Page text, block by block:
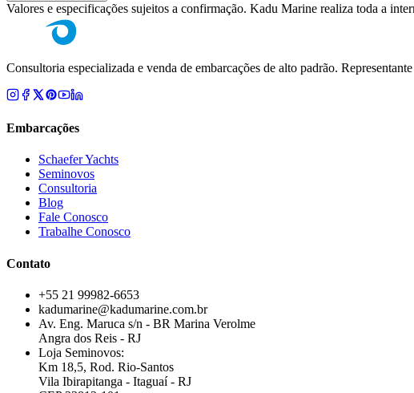
Valores e especificações sujeitos a confirmação. Kadu Marine realiza toda a
Consultoria especializada e venda de embarcações de alto padrão.
Embarcações
Schaefer Yachts
Seminovos
Consultoria
Blog
Fale Conosco
Trabalhe Conosco
Contato
+55 21 99982-6653
kadumarine@kadumarine.com.br
Av. Eng. Maruca s/n - BR Marina Verolme
Angra dos Reis - RJ
Loja Seminovos:
Km 18,5, Rod. Rio-Santos
Vila Ibirapitanga - Itaguaí - RJ